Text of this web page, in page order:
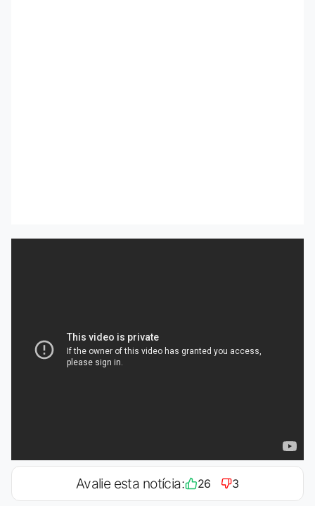
Avalie esta notícia: 26 3